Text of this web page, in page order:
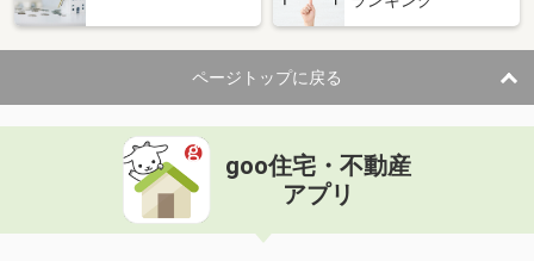
価 格
680万円
住 所
大阪府寝屋川市河北中町
建物面積 57.44m²
土地面積 48.44m²
大阪府大阪市住之江区西加賀屋３
価 格
4,780万円
住 所
大阪府大阪市住之江区西加賀屋３
ページトップに戻る
goo住宅・不動産
アプリ